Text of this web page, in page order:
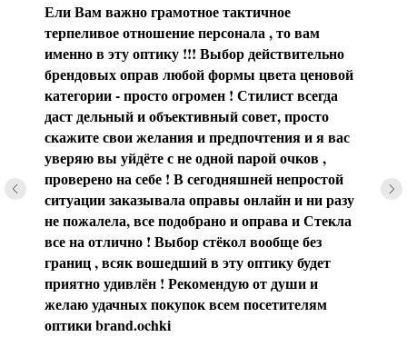
Ели Вам важно грамотное тактичное
терпеливое отношение персонала , то вам
именно в эту оптику !!! Выбор действительно
брендовых оправ любой формы цвета ценовой
категории - просто огромен ! Стилист всегда
даст дельный и объективный совет, просто
скажите свои желания и предпочтения и я вас
уверяю вы уйдёте с не одной парой очков ,
проверено на себе ! В сегодняшней непростой
ситуации заказывала оправы онлайн и ни разу
не пожалела, все подобрано и оправа и Стекла
все на отлично ! Выбор стёкол вообще без
границ , всяк вошедший в эту оптику будет
приятно удивлён ! Рекомендую от души и
желаю удачных покупок всем посетителям
оптики brаnd.ochki